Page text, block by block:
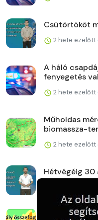
Csütörtököt
2 hete ezelőtt
A háló
fenyegetés
2 hete ezelőtt
Műholdas
biomassza-
2 hete ezelőtt
Hétvégéig 30
Aszály